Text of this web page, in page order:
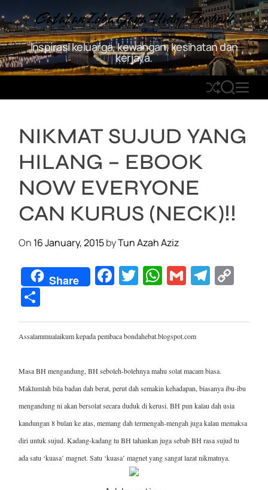
k
i
p
t
o
Catatan Idea Gaya Hidup Terbaik
Inspirasi keluarga, kewangan, kesihatan dan
kerjaya.
S
h
ff
l
S
E
R
C
M
E
U
NIKMAT SUJUD YANG
HILANG – EBOOK
NOW EVERYONE
CAN KURUS (NECK)!!
On 16 January, 2015byTun Azah Aziz
Share F
e
o
o
k
T
er
W
s
p
p
G T
m
k
h
ar
Assalammualaikum kepada pembaca bondahebat.blogspot.com
Masa BH mengandung, BH seboleh-bolehnya mahu solat macam biasa.
Maklumlah bila badan dah berat, perut dah semakin kehadapan, biasanya ibu-ibu
mengandung ni akan bersolat secara duduk di kerusi. BH pun kalau dah usia
kandungan 8 bulan ke atas, memang dah termengah-mengah juga kalau memaksa
diri untuk sujud. Kadang-kadang tu BH tahankan juga sebab BH rasa sujud tu
ada satu ‘kuasa’ magnet. Satu ‘kuasa’ magnet yang sangat lazat nikmatnya.